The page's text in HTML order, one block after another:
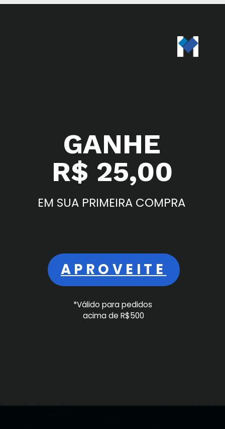
APROVEITE
GANHE
R$ 25,00
EM SUA PRIMEIRA COMPRA
*Válido para pedidos
acima de R$500